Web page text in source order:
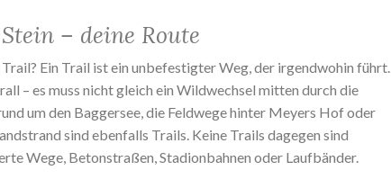
– deine Route
Trail? Ein Trail ist ein unbefestigter Weg, der irgendwohin führt.
– es muss nicht gleich ein Wildwechsel mitten durch die
um den Baggersee, die Feldwege hinter Meyers Hof oder
sind ebenfalls Trails. Keine Trails dagegen sind
Wege, Betonstraßen, Stadionbahnen oder Laufbänder.